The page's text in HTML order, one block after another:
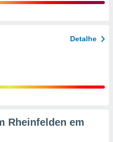
Detalhe
Rheinfelden em